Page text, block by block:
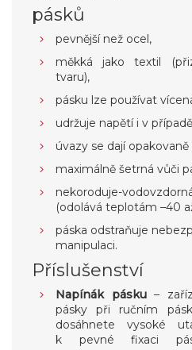
pásků
pevnější než ocel,
měkká jako textil
tvaru),
pásku lze používat
udržuje napětí i v
úvazy se dají
maximálně šetrná vůči
nekoroduje-
(odolává teplotám –40
páska odstraňuje
manipulaci.
Příslušenství
Napínák pásku–
pásky při ručním
dosáhnete vysoké
k pevné fixaci